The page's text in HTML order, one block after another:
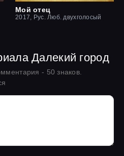
Мой отец
2017, Рус. Люб. двухголосый
Далекий город
- 50 знаков.